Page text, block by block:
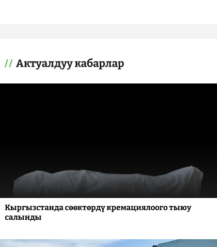
Актуалдуу кабарлар
Кыргызстанда сөөктөрдү кремациялоого тыюу
салынды